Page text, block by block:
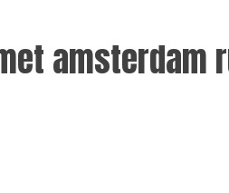
amsterdam